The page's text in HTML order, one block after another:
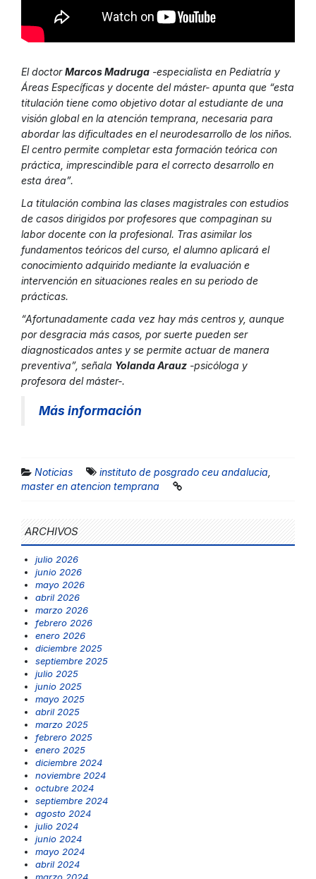
El doctorMarcos Madruga -especialista en Pediatría y
Áreas Específicas y docente del máster- apunta que “esta
titulación tiene como objetivo dotar al estudiante de una
visión global en la atención temprana, necesaria para
abordar las dificultades en el neurodesarrollo de los niños.
El centro permite completar esta formación teórica con
práctica, imprescindible para el correcto desarrollo en
esta área”.
La titulación combina las clases magistrales con estudios
de casos dirigidos por profesores que compaginan su
labor docente con la profesional. Tras asimilar los
fundamentos teóricos del curso, el alumno aplicará el
conocimiento adquirido mediante la evaluación e
intervención en situaciones reales en su periodo de
prácticas.
“Afortunadamente cada vez hay más centros y, aunque
por desgracia más casos, por suerte pueden ser
diagnosticados antes y se permite actuar de manera
preventiva”, señala Yolanda Arauz -psicóloga y
profesora del máster-.
Más información
Noticias instituto de posgrado ceu andalucia
master en atencion temprana
ARCHIVOS
julio 2026
junio 2026
mayo 2026
abril 2026
marzo 2026
febrero 2026
enero 2026
diciembre 2025
septiembre 2025
julio 2025
junio 2025
mayo 2025
abril 2025
marzo 2025
febrero 2025
enero 2025
diciembre 2024
noviembre 2024
octubre 2024
septiembre 2024
agosto 2024
julio 2024
junio 2024
mayo 2024
abril 2024
marzo 2024